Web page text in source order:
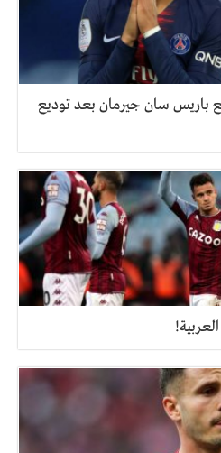
باريس سان جيرمان بعد توديع